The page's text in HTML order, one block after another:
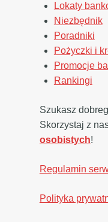
Lokaty
Niezbędnik
Poradniki
Pożyczki i
Promocje
Rankingi
Szukasz
Skorzystaj z
osobistych!
Regulamin
Polityka